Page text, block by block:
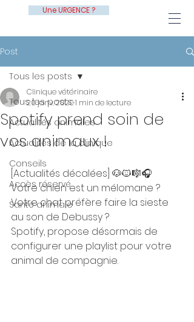
Une URGENCE ?
Post
Tous les posts
Actualités animales
Actualités de la clinique
Conseils
Accès réservé
Santé animale
Tous les posts
Spotify prend soin de
vos animaux !
Clinique vétérinaire
20 janv. 20201 min de lecture
[Actualités décalées] 🐶🐱🎼🎧
Votre chien est un mélomane ?
Votre chat préfère faire la sieste
au son de Debussy ?
Spotify, propose désormais de
configurer une playlist pour votre
animal de compagnie.